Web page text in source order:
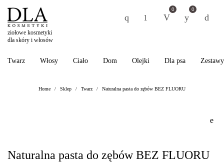
ziołowe kosmetyki
dla skóry i włosów
0 0
Twarz Włosy Ciało Dom Olejki Dla psa Zestawy
Home / Sklep / Twarz / Naturalna pasta do zębów BEZ FLUORU
Naturalna pasta do zębów BEZ FLUORU